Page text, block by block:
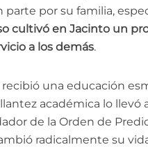
parte por su familia,
cultivó en Jacinto un
a los demás.
una educación
académica lo llevó
de la Orden de
radicalmente su